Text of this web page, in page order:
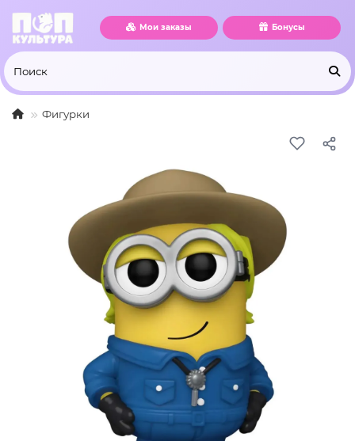
Мои заказы Бонусы
Фигурки